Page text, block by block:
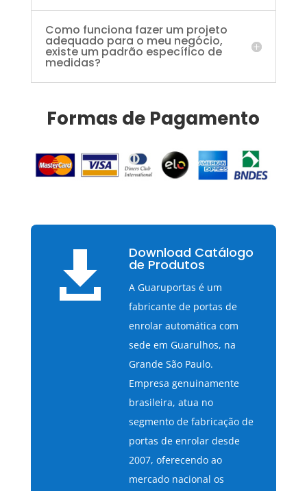
Como funciona fazer um projeto
adequado para o meu negócio,
existe um padrão específico de
medidas?
Formas de Pagamento
 Download Catálogo
de Produtos
A Guaruportas é um
fabricante de portas de
enrolar automática com
sede em Guarulhos, na
Grande São Paulo.
Empresa genuinamente
brasileira, atua no
segmento de fabricação de
portas de enrolar desde
2007, oferecendo ao
mercado nacional os